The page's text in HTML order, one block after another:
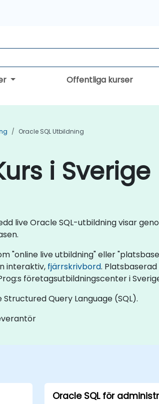
Offentliga kurser
Oracle SQL Utbildning
i Sverige
live Oracle SQL-utbildning visar
"online live utbildning" eller
interaktiv, fjärrskrivbord.
företagsutbildningscenter i
Query Language (SQL).
Oracle SQL för